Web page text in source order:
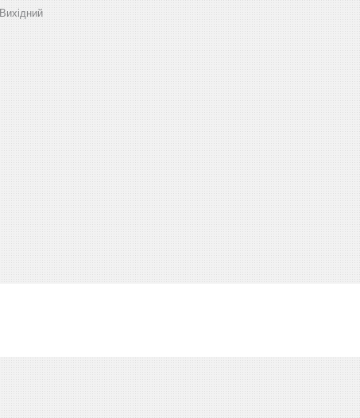
Вихідний